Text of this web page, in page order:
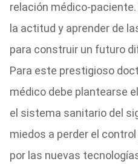
relación médico-
la actitud y aprender de
para construir un futuro
Para este prestigioso
médico debe plantearse
el sistema sanitario del
miedos a perder el
por las nuevas